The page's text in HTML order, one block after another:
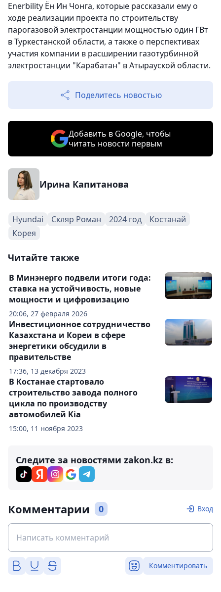
Enerbility Ён Ин Чонга, которые рассказали ему о
ходе реализации проекта по строительству
парогазовой электростанции мощностью один ГВт
в Туркестанской области, а также о перспективах
участия компании в расширении газотурбинной
электростанции "Карабатан" в Атырауской области.
Поделитесь новостью
Добавить в Google, чтобы
читать новости первым
Ирина Капитанова
Hyundai Скляр Роман 2024 год
Костанай
Корея
Читайте также
20:06, 27 февраля 2026
В Минэнерго подвели итоги года:
ставка на устойчивость, новые
мощности и цифровизацию
17:36, 13 декабря 2023
Инвестиционное сотрудничество
Казахстана и Кореи в сфере
энергетики обсудили в
правительстве
15:00, 11 ноября 2023
В Костанае стартовало
строительство завода полного
цикла по производству
автомобилей Kia
Следите за новостями zakon.kz в:
Комментарии 0 Вход
Комментировать